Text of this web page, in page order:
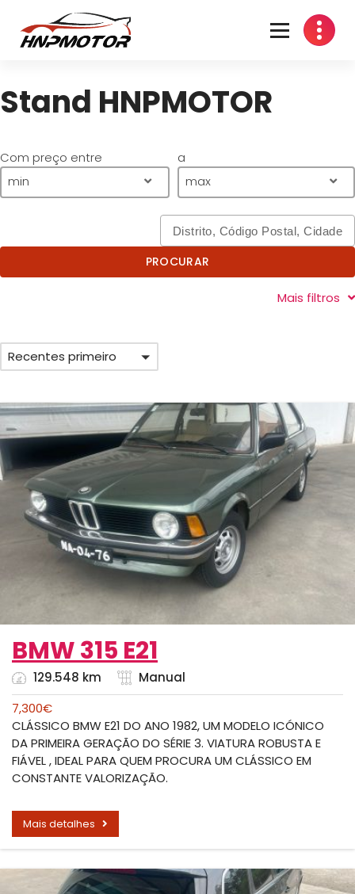
Stand HNPMOTOR
Com preço entre
min
a
max
PROCURAR
Mais filtros
Recentes primeiro
BMW 315 E21
129.548 km
Manual
7,300€
CLÁSSICO BMW E21 DO ANO 1982, UM MODELO ICÓNICO
DA PRIMEIRA GERAÇÃO DO SÉRIE 3. VIATURA ROBUSTA E
FIÁVEL , IDEAL PARA QUEM PROCURA UM CLÁSSICO EM
CONSTANTE VALORIZAÇÃO.
Mais detalhes